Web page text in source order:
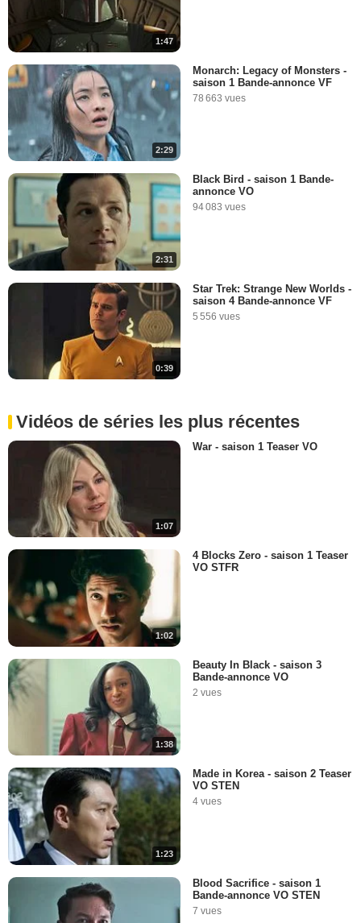
1:47
2:29
Monarch: Legacy of Monsters -
saison 1 Bande-annonce VF
78 663 vues
2:31
Black Bird - saison 1 Bande-
annonce VO
94 083 vues
0:39
Star Trek: Strange New Worlds -
saison 4 Bande-annonce VF
5 556 vues
Vidéos de séries les plus récentes
1:07
War - saison 1 Teaser VO
1:02
4 Blocks Zero - saison 1 Teaser
VO STFR
1:38
Beauty In Black - saison 3
Bande-annonce VO
2 vues
1:23
Made in Korea - saison 2 Teaser
VO STEN
4 vues
Blood Sacrifice - saison 1
Bande-annonce VO STEN
7 vues